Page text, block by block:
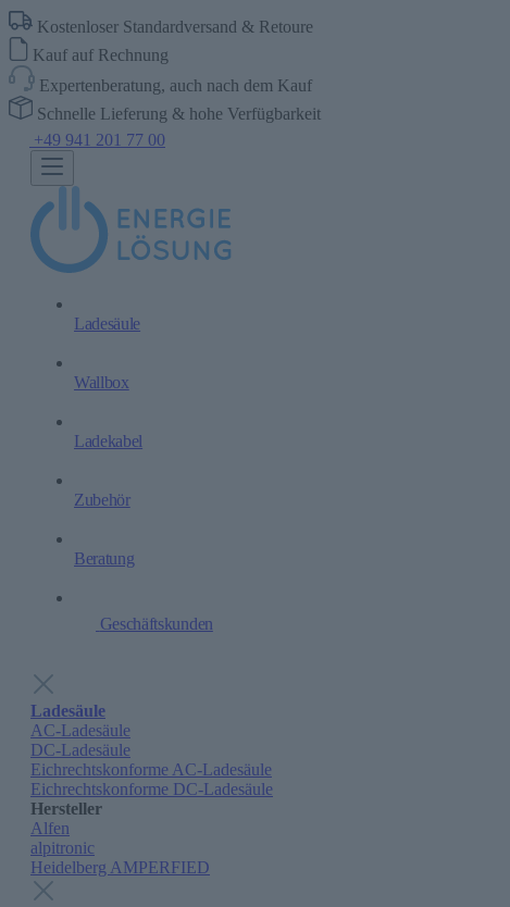
Kostenloser Standardversand & Retoure
Kauf auf Rechnung
Expertenberatung, auch nach dem Kauf
Schnelle Lieferung & hohe Verfügbarkeit
+49 941 201 77 00
Ladesäule
Wallbox
Ladekabel
Zubehör
Beratung
Geschäftskunden
Ladesäule
AC-Ladesäule
DC-Ladesäule
Eichrechtskonforme AC-Ladesäule
Eichrechtskonforme DC-Ladesäule
Hersteller
Alfen
alpitronic
Heidelberg AMPERFIED